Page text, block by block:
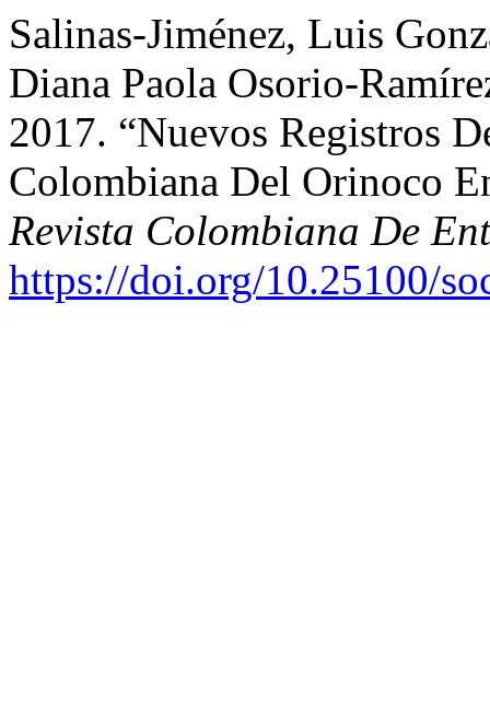
Salinas-Jiménez, Luis
Diana Paola Osorio-
2017. “Nuevos Registros
Colombiana Del Orinoco
Revista Colombiana De
https://doi.org/10.25100/